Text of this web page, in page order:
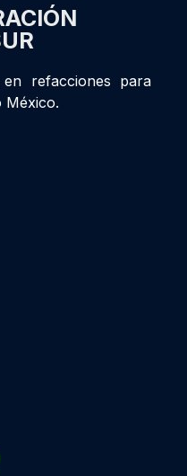
refacciones para
México.